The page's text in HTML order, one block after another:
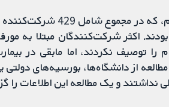
اکثر شرکت‌کنندگان مبتلا به
توصیف نکردند، اما مابقی در
از دانشگاه‌ها، بورسیه‌های
و یک مطالعه این اطلاعات را